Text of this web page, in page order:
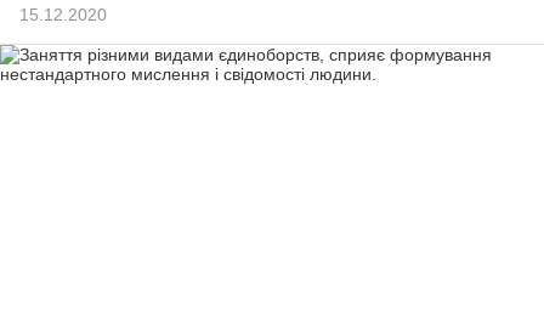
15.12.2020